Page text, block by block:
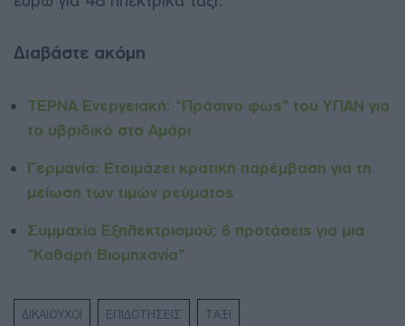
Διαβάστε ακόμη
ΤΕΡΝΑ Ενεργειακή: “Πράσινο φως” του ΥΠΑΝ για
το υβριδικό στο Αμάρι
Γερμανία: Ετοιμάζει κρατική παρέμβαση για τη
μείωση των τιμών ρεύματος
Συμμαχία Εξηλεκτρισμού: 6 προτάσεις για μια
“Καθαρή Βιομηχανία”
ΔΙΚΑΙΟΥΧΟΙ ΕΠΙΔΟΤΗΣΕΙΣ ΤΑΞΙ